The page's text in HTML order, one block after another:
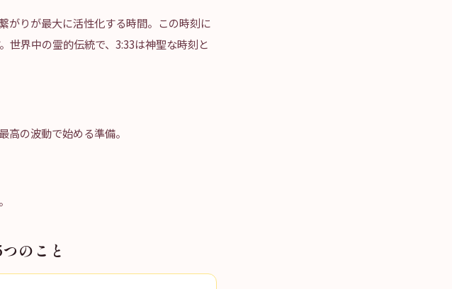
がりが最大に活性化する時間。この時刻に
世界中の霊的伝統で、3:33は神聖な時刻と
高の波動で始める準備。
のこと